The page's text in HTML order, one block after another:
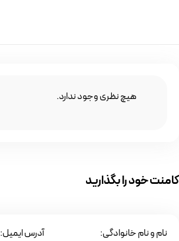
هیچ نظری وجود ندارد.
کامنت خود را بگذارید
نام و نام خانوادگی: آدرس ایمیل: